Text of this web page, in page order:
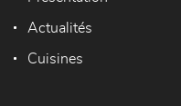
Actualités
Cuisines